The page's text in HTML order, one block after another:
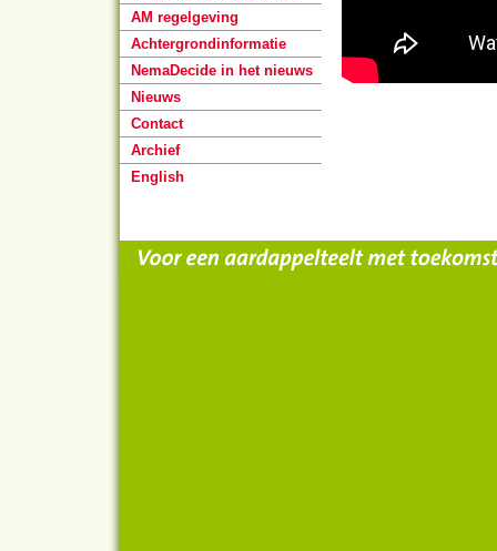
AM regelgeving
Achtergrondinformatie
NemaDecide in het nieuws
Nieuws
Contact
Archief
English